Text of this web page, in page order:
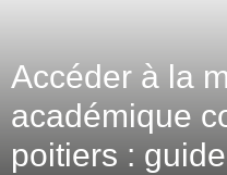
Accéder à la
académique
poitiers :